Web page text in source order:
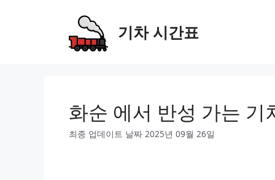
기차 시간표
화순 에서 반성 가는 기
최종 업데이트 날짜 2025년 09월 26일